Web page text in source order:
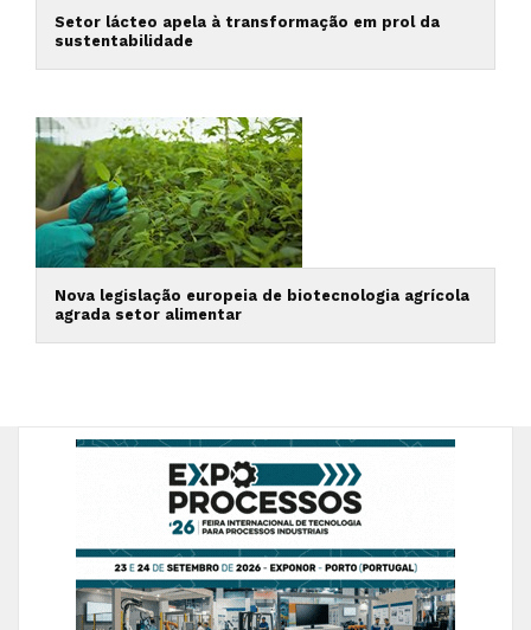
Setor lácteo apela à transformação em prol da
sustentabilidade
Nova legislação europeia de biotecnologia agrícola
agrada setor alimentar